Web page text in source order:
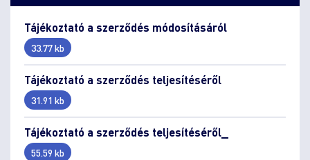
Tájékoztató a szerződés módosításáról
33.77 kb
Tájékoztató a szerződés teljesítéséről
31.91 kb
Tájékoztató a szerződés teljesítéséről_
55.59 kb